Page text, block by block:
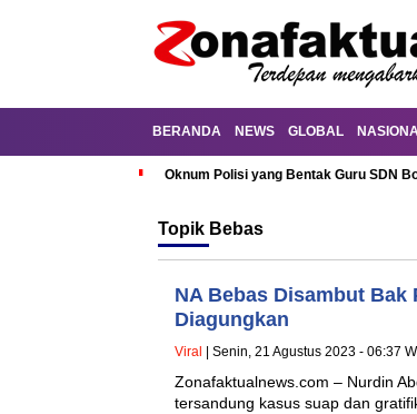
BERANDA NEWS GLOBAL
Oknum Polisi yang Bentak Guru SDN
Topik Bebas
NA Bebas Disambut
Diagungkan
Viral | Senin, 21 Agustus 2023 - 06:37
Zonafaktualnews.com – Nurdin
tersandung kasus suap dan